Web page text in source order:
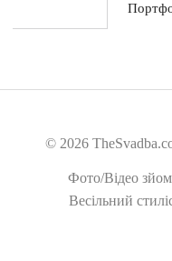
© 2026
Фото/Відео
Весільний